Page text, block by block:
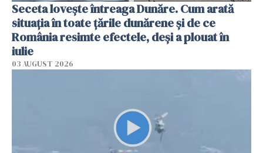
Seceta lovește întreaga Dunăre. Cum arată
situația în toate țările dunărene și de ce
România resimte efectele, deși a plouat în
iulie
03 AUGUST 2026